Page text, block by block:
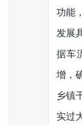
功能
发展
据车
增，
乡镇
实过